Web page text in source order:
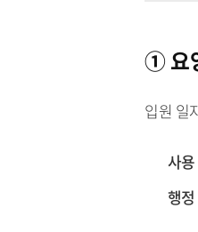
① 요
입원 일
사용
행정